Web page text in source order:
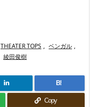
THEATER TOPS , ベンガル ,
綾田俊樹
B!
Copy